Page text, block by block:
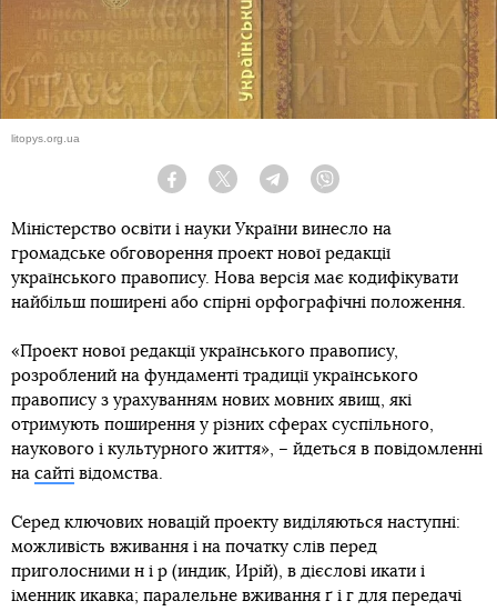
litopys.org.ua
Facebook Twitter Telegram
Міністерство освіти і науки України винесло на
громадське обговорення проект нової редакції
українського правопису. Нова версія має кодифікувати
найбільш поширені або спірні орфографічні положення.
«Проект нової редакції українського правопису,
розроблений на фундаменті традиції українського
правопису з урахуванням нових мовних явищ, які
отримують поширення у різних сферах суспільного,
наукового і культурного життя», – йдеться в повідомленні
на сайті відомства.
Серед ключових новацій проекту виділяються наступні:
можливість вживання і на початку слів перед
приголосними н і р (индик, Ирій), в дієслові икати і
іменник икавка; паралельне вживання ґ і г для передачі